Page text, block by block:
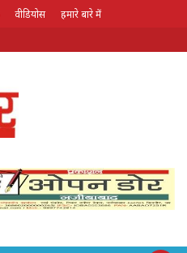
वीडियोस हमारे बारे में